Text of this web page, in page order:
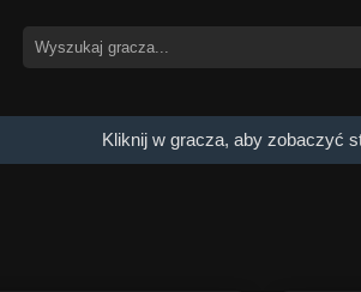
Kliknij w gracza, aby zobaczyć